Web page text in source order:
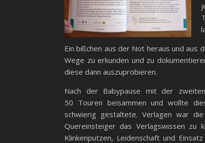
Ein bißchen aus der Not heraus und aus
Wege zu erkunden und zu
diese dann auszuprobieren.
Nach der Babypause mit der
50 Touren beisammen und wollte
schwierig gestaltete. Verlagen war
Quereinsteiger das Verlagswissen zu
Klinkenputzen, Leidenschaft und